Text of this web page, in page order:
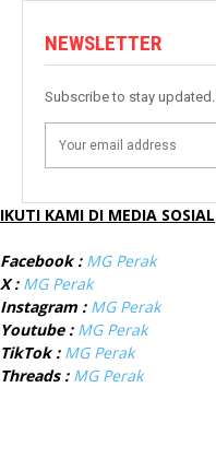
NEWSLETTER
Subscribe to stay updated.
IKUTI KAMI DI MEDIA SOSIAL
Facebook : MG Perak
X : MG Perak
Instagram : MG Perak
Youtube : MG Perak
TikTok : MG Perak
Threads : MG Perak